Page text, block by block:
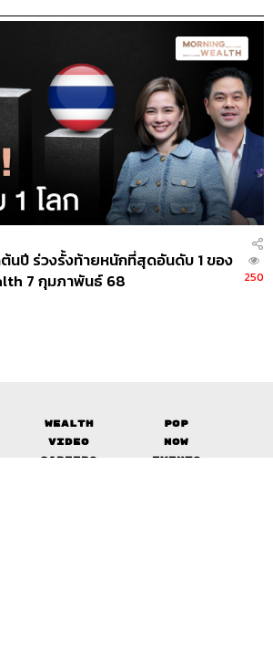
ต้นปี ร่วงรั้งท้ายหนักที่สุดอันดับ 1 ของ
7 กุมภาพันธ์ 68
250
Wealth
Pop
Video
Now
Careers
Events